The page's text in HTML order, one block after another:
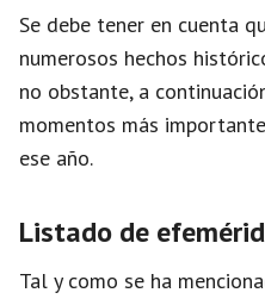
Se debe tener en cuenta
numerosos hechos
no obstante, a
momentos más
ese año.
Listado de
Tal y como se ha